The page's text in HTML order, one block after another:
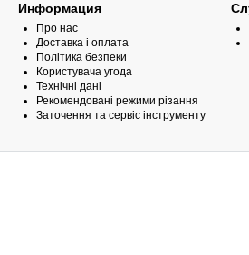
Информация
Про нас
Доставка і оплата
Політика безпеки
Користувача угода
Технічні дані
Рекомендовані режими різання
Заточення та сервіс інструменту